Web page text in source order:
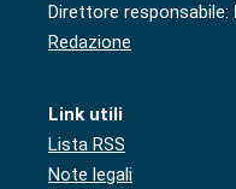
Direttore responsabile:
Redazione
Link utili
Lista RSS
Note legali